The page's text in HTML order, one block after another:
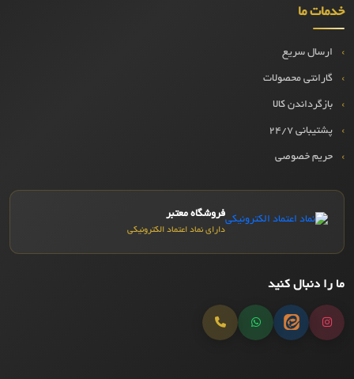
خدمات ما
ارسال سریع
گارانتی محصولات
بازگرداندن کالا
پشتیبانی ۲۴/۷
حریم خصوصی
فروشگاه معتبر
دارای نماد اعتماد الکترونیکی
ما را دنبال کنید